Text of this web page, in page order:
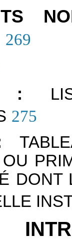
269
1 :
275
:
DONT